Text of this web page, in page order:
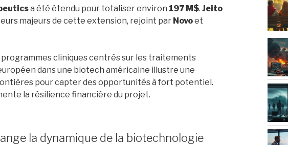
a été étendu pour totaliser environ 197 M$. Jeito
majeurs de cette extension, rejoint par Novoet
cliniques centrés sur les traitements
dans une biotech américaine illustre une
pour capter des opportunités à fort potentiel.
la résilience financière du projet.
la dynamique de la biotechnologie